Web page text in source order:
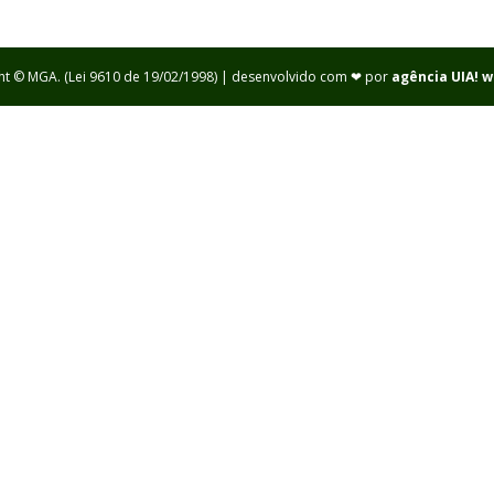
© MGA. (Lei 9610 de 19/02/1998) | desenvolvido com ❤ por agência UIA!